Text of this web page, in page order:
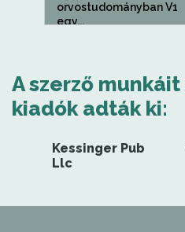
orvostudományban V1
egy...
A szerző
kiadók adták ki:
Kessinger Pub
Llc